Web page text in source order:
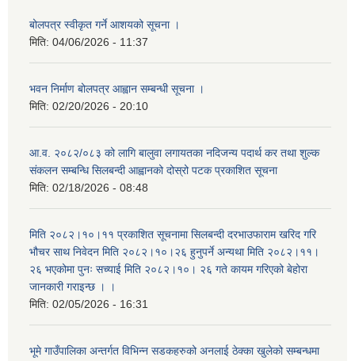
बोलपत्र स्वीकृत गर्ने आशयको सूचना ।
मिति: 04/06/2026 - 11:37
भवन निर्माण बोलपत्र आह्वान सम्बन्धी सूचना ।
मिति: 02/20/2026 - 20:10
आ.व. २०८२/०८३ को लागि बालुवा लगायतका नदिजन्य पदार्थ कर तथा शुल्क
संकलन सम्बन्धि सिलबन्दी आह्वानको दोस्रो पटक प्रकाशित सूचना
मिति: 02/18/2026 - 08:48
मिति २०८२।१०।११ प्रकाशित सूचनामा सिलबन्दी दरभाउफाराम खरिद गरि
भौचर साथ निवेदन मिति २०८२।१०।२६ हुनुपर्ने अन्यथा मिति २०८२।११।
२६ भएकोमा पुनः सच्याई मिति २०८२।१०। २६ गते कायम गरिएको बेहोरा
जानकारी गराइन्छ । ।
मिति: 02/05/2026 - 16:31
भूमे गाउँपालिका अन्तर्गत विभिन्न सडकहरुको अनलाई ठेक्का खुलेको सम्बन्धमा